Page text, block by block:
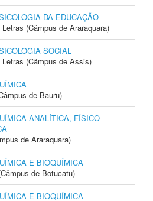
DA EDUCAÇÃO
(Câmpus de Araraquara)
SOCIAL
(Câmpus de Assis)
de Bauru)
ANALÍTICA, FÍSICO-
de Araraquara)
E BIOQUÍMICA
de Botucatu)
E BIOQUÍMICA